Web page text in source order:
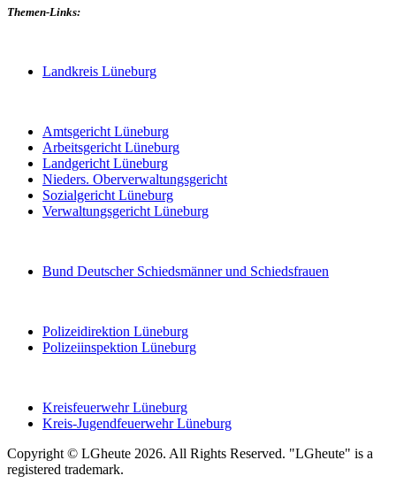
Themen-Links:
Landkreis Lüneburg
Amtsgericht Lüneburg
Arbeitsgericht Lüneburg
Landgericht Lüneburg
Nieders. Oberverwaltungsgericht
Sozialgericht Lüneburg
Verwaltungsgericht Lüneburg
Bund Deutscher Schiedsmänner und Schiedsfrauen
Polizeidirektion Lüneburg
Polizeiinspektion Lüneburg
Kreisfeuerwehr Lüneburg
Kreis-Jugendfeuerwehr Lüneburg
Copyright © LGheute 2026. All Rights Reserved. "LGheute" is a
registered trademark.